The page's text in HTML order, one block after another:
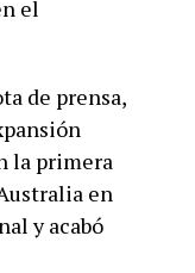
el
de prensa,
la primera
en
y acabó